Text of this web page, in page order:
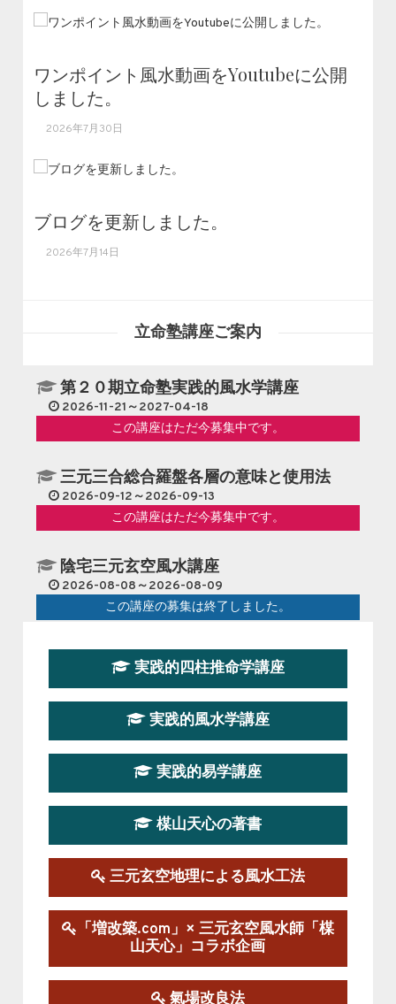
ワンポイント風水動画をYoutubeに公開
しました。
2026年7月30日
ブログを更新しました。
2026年7月14日
立命塾講座ご案内
第２０期立命塾実践的風水学講座
2026-11-21～2027-04-18
この講座はただ今募集中です。
三元三合総合羅盤各層の意味と使用法
2026-09-12～2026-09-13
この講座はただ今募集中です。
陰宅三元玄空風水講座
2026-08-08～2026-08-09
この講座の募集は終了しました。
第１９期立命塾『実践的易学講座』
2026-08-22～2026-10-25
第19期立命塾実践的四柱推命学講座
2026-03-20～2026-07-19
第１９期立命塾実践的風水学講座
この講座の募集は終了しました。
陰宅三元玄空風水講座
2025-06-07～2025-06-08
この講座の募集は終了しました。
実践的四柱推命学講座
実践的風水学講座
実践的易学講座
楳山天心の著書
三元玄空地理による風水工法
「増改築.com」× 三元玄空風水師「楳
山天心」コラボ企画
氣場改良法